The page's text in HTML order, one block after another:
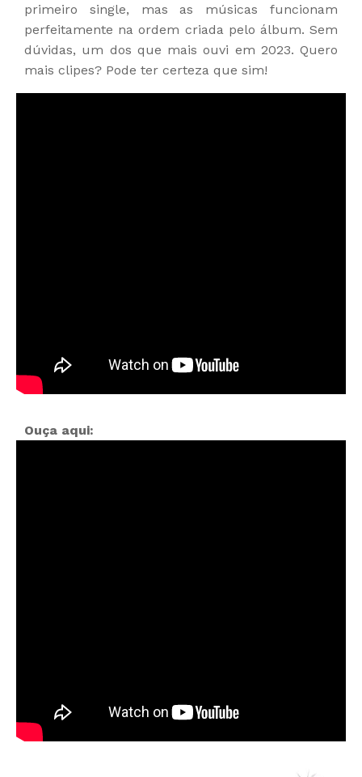
primeiro single, mas as músicas funcionam
perfeitamente na ordem criada pelo álbum. Sem
dúvidas, um dos que mais ouvi em 2023. Quero
mais clipes? Pode ter certeza que sim!
Ouça aqui: